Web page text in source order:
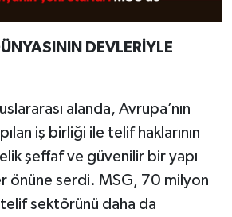
DEVLERİYLE
alanda, Avrupa’nın
iş birliği ile telif haklarının
şeffaf ve güvenilir bir yapı
önüne serdi. MSG, 70 milyon
telif sektörünü daha da